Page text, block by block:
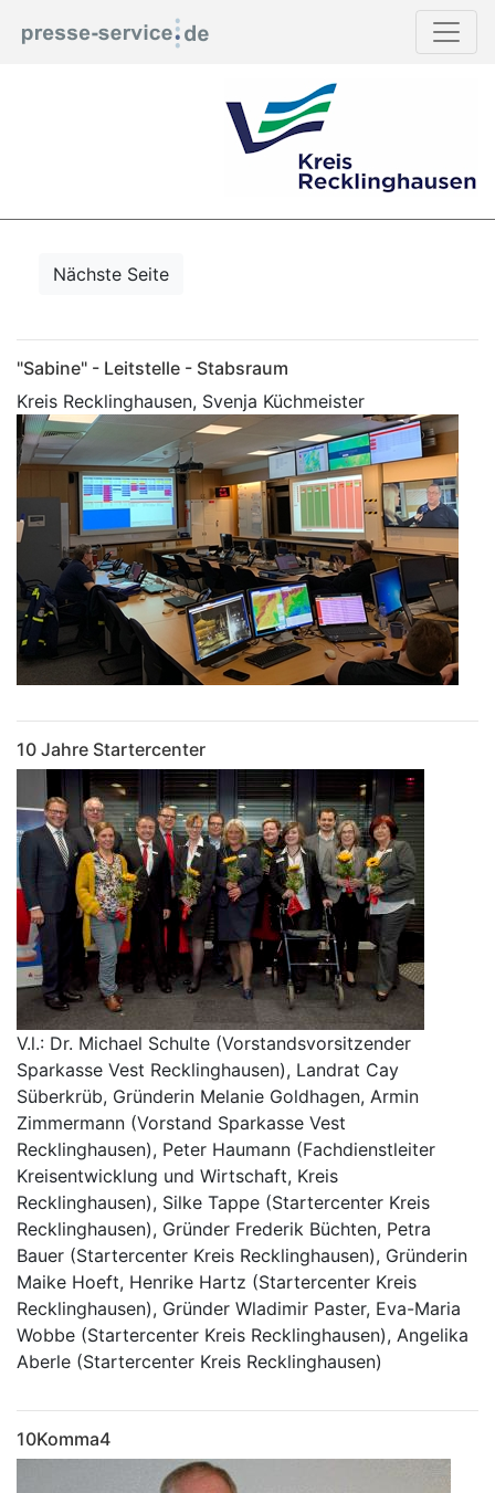
Nächste Seite
"Sabine" - Leitstelle - Stabsraum
Kreis Recklinghausen, Svenja Küchmeister
10 Jahre Startercenter
V.l.: Dr. Michael Schulte (Vorstandsvorsitzender
Sparkasse Vest Recklinghausen), Landrat Cay
Süberkrüb, Gründerin Melanie Goldhagen, Armin
Zimmermann (Vorstand Sparkasse Vest
Recklinghausen), Peter Haumann (Fachdienstleiter
Kreisentwicklung und Wirtschaft, Kreis
Recklinghausen), Silke Tappe (Startercenter Kreis
Recklinghausen), Gründer Frederik Büchten, Petra
Bauer (Startercenter Kreis Recklinghausen), Gründerin
Maike Hoeft, Henrike Hartz (Startercenter Kreis
Recklinghausen), Gründer Wladimir Paster, Eva-Maria
Wobbe (Startercenter Kreis Recklinghausen), Angelika
Aberle (Startercenter Kreis Recklinghausen)
10Komma4